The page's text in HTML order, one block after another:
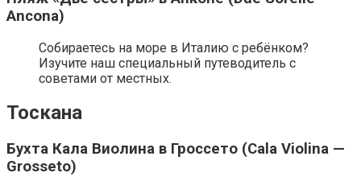
Ancona)
Собираетесь на море в Италию с ребёнком?
Изучите наш специальный путеводитель с
советами от местных.
Тоскана
Бухта Кала Виолина в Гроссето (Cala Violina —
Grosseto)